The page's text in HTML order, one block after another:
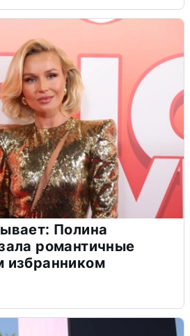
Полина
романтичные
избранником